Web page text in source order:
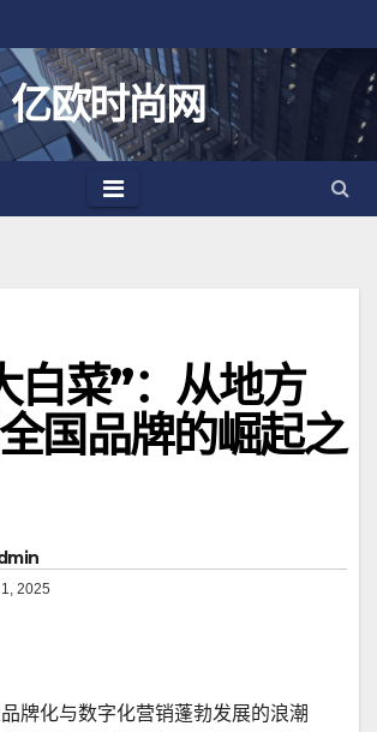
亿欧时尚网
白菜”：从地方
国品牌的崛起之
2025
牌化与数字化营销蓬勃发展的浪潮